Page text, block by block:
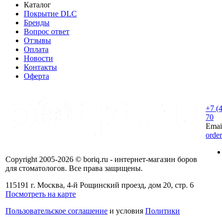
Каталог
Покрытие DLC
Бренды
Вопрос ответ
Отзывы
Оплата
Новости
Контакты
Оферта
Copyright 2005-2026 © boriq.ru - интернет-магазин боров
для стоматологов. Все права защищены.
115191 г. Москва, 4-й Рощинский проезд, дом 20, стр. 6
Посмотреть на карте
Пользовательское соглашение и условия Политики
+7
70